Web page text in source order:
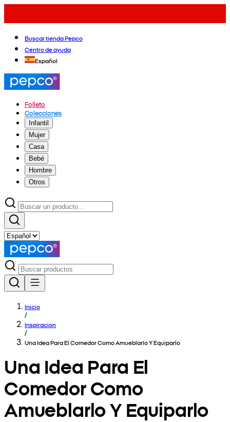
Buscar tienda Pepco
Centro de ayuda
Español
Folleto
Colecciones
Infantil
Mujer
Casa
Bebé
Hombre
Otros
Inicio
/
Inspiracion
/
Una Idea Para El Comedor Como Amueblarlo Y Equiparlo
Una Idea Para El
Comedor Como
Amueblarlo Y Equiparlo